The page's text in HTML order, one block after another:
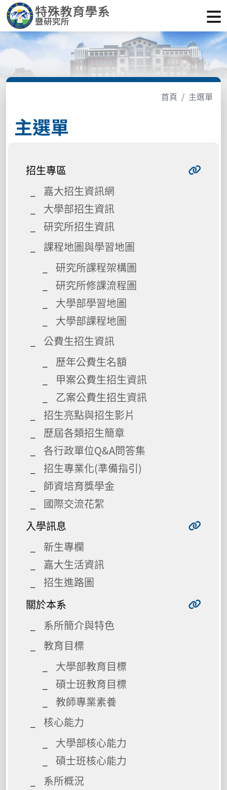
首頁 主選單
主選單
招生專區
嘉大招生資訊網
大學部招生資訊
研究所招生資訊
課程地圖與學習地圖
研究所課程架構圖
研究所修課流程圖
大學部學習地圖
大學部課程地圖
公費生招生資訊
歷年公費生名額
甲案公費生招生資訊
乙案公費生招生資訊
招生亮點與招生影片
歷屆各類招生簡章
各行政單位Q&A問答集
招生專業化(準備指引)
師資培育獎學金
國際交流花絮
入學訊息
新生專欄
嘉大生活資訊
招生進路圖
關於本系
系所簡介與特色
教育目標
大學部教育目標
碩士班教育目標
教師專業素養
核心能力
大學部核心能力
碩士班核心能力
系所概況